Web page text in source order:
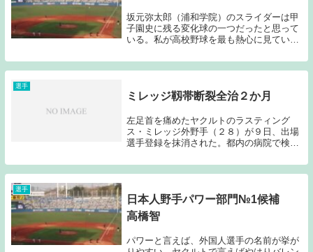
坂元弥太郎（浦和学院）のスライダーは甲
子園史に残る変化球の一つだったと思って
いる。私が高校野球を最も熱心に見ていた
に入ると自分の部活動が忙しくなり、高校
野球を熱心に見ることは難しくなってい
選手
ミレッジ靱帯断裂全治２か月
左足首を痛めたヤクルトのラスティング
ス・ミレッジ外野手（２８）が９日、出場
選手登録を抹消された。都内の病院で検査
を負い、全治約２カ月と診断された。今季
成績は９６試合に出場し、打率２割５分１
選手
日本人野手パワー部門№1候補
高橋智
パワーと言えば、外国人選手の名前が挙が